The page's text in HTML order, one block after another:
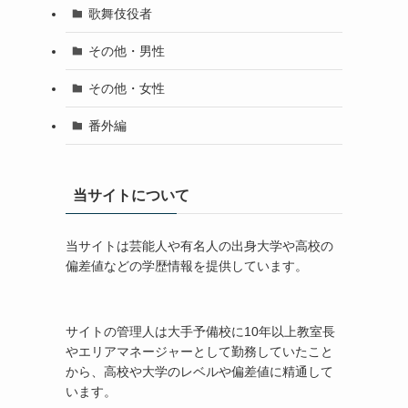
歌舞伎役者
その他・男性
その他・女性
番外編
当サイトについて
当サイトは芸能人や有名人の出身大学や高校の
偏差値などの学歴情報を提供しています。
サイトの管理人は大手予備校に10年以上教室長
やエリアマネージャーとして勤務していたこと
から、高校や大学のレベルや偏差値に精通して
います。